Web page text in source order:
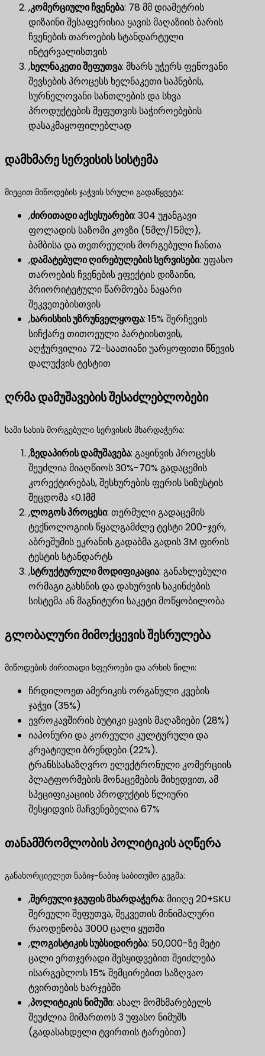
,კომერციული ჩვენება​: 78 მმ დიამეტრის
დიზაინი შესაფერისია ყავის მაღაზიის ბარის
ჩვენების თაროების სტანდარტული
ინტერვალისთვის
,ხელნაკეთი შეფუთვა​: მხარს უჭერს ფენოვანი
შევსების პროცესს ხელნაკეთი საპნების,
სურნელოვანი სანთლების და სხვა
პროდუქტების შეფუთვის საჭიროებების
დასაკმაყოფილებლად
დამხმარე სერვისის სისტემა
მიეცით მიწოდების ჯაჭვის სრული გადაწყვეტა:
,ძირითადი აქსესუარები​: 304 უჟანგავი
ფოლადის საზომი კოვზი (5მლ/15მლ),
ბამბისა და თეთრეულის მორგებული ჩანთა
,დამატებული ღირებულების სერვისები​: უფასო
თაროების ჩვენების ეფექტის დიზაინი,
პრიორიტეტული წარმოება ნაყარი
შეკვეთებისთვის
,ხარისხის უზრუნველყოფა​: 15% შერჩევის
სიჩქარე თითოეული პარტიისთვის,
აღჭურვილია 72-საათიანი უარყოფითი წნევის
დალუქვის ტესტით
ღრმა დამუშავების შესაძლებლობები
სამი სახის მორგებული სერვისის მხარდაჭერა:
,ზედაპირის დამუშავება​: გაყინვის პროცესს
შეუძლია მიაღწიოს 30%-70% გადაცემის
კორექტირებას, შესხურების ფერის სიზუსტის
შეცდომა ≤0.1მმ
,ლოგოს პროცესი​: თერმული გადაცემის
ტექნოლოგიის წყალგამძლე ტესტი 200-ჯერ,
აბრეშუმის ეკრანის გადაბმა გადის 3M ფირის
ტესტის სტანდარტს
,სტრუქტურული მოდიფიკაცია​: განახლებული
ორმაგი გახსნის და დახურვის საკინძების
სისტემა ან მაგნიტური საკეტი მოწყობილობა
გლობალური მიმოქცევის შესრულება
მიწოდების ძირითადი სფეროები და არხის წილი:
ჩრდილოეთ ამერიკის ორგანული კვების
ჯაჭვი (35%)
ევროკავშირის ბუტიკი ყავის მაღაზიები (28%)
იაპონური და კორეული კულტურული და
კრეატიული ბრენდები (22%).
ტრანსსასაზღვრო ელექტრონული კომერციის
პლატფორმების მონაცემების მიხედვით, ამ
სპეციფიკაციის პროდუქტის წლიური
შესყიდვის მაჩვენებელია 67%
თანამშრომლობის პოლიტიკის აღწერა
განახორციელეთ ნაბიჯ-ნაბიჯ საბითუმო გეგმა:
,შერეული ჯგუფის მხარდაჭერა​: მიიღე 20+SKU
შერეული შეფუთვა, შეკვეთის მინიმალური
რაოდენობა 3000 ცალი ყუთში
,ლოგისტიკის სუბსიდირება​: 50,000-ზე მეტი
ცალი ერთჯერადი შესყიდვებით შეიძლება
ისარგებლოს 15% შემცირებით საზღვაო
ტვირთების ხარჯებში
,პოლიტიკის ნიმუში​: ახალ მომხმარებელს
შეუძლია მიმართოს 3 უფასო ნიმუშს
(გადასახდელი ტვირთის ტარებით)